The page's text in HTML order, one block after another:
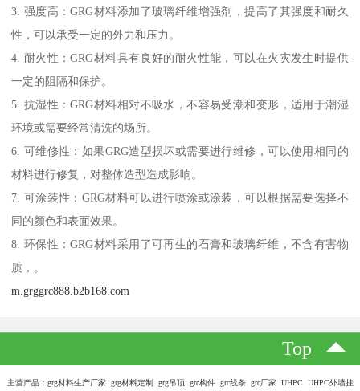
3. 强度高：GRG材料添加了玻璃纤维增强剂，提高了其强度和耐久
性，可以承受一定的外力和压力。
4. 耐火性：GRG材料具有良好的耐火性能，可以在火灾发生时提供
一定的阻隔和保护。
5. 抗湿性：GRG材料相对不吸水，不容易受潮和变形，适用于潮湿
环境或需要经常清洗的场所。
6. 可维修性：如果GRG造型损坏或需要进行维修，可以使用相同的
材料进行修复，对整体造型造成影响。
7. 可涂装性：GRG材料可以进行喷涂或涂装，可以根据需要选择不
同的颜色和表面效果。
8. 环保性：GRG材料采用了可再生的石膏和玻璃纤维，不含有害物
质，。
m.grggrc888.b2b168.com
Top
主营产品：grg材料生产厂家 grg材料定制 grg吊顶 grc构件 grc线条 grc厂家 UHPC UHPC外墙挂